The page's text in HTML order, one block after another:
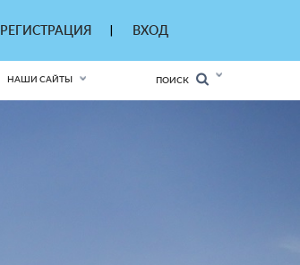
РЕГИСТРАЦИЯ ВХОД
НАШИ САЙТЫ ПОИСК